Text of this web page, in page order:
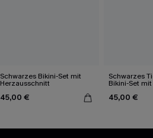
Schwarzes Bikini-Set mit
Herzausschnitt
45,00 €
Schwarzes
Bikini-Set
45,00 €